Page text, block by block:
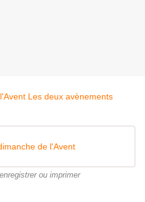
de l'Avent
ou imprimer